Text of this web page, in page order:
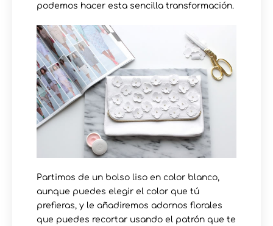
podemos hacer esta sencilla transformación.
Partimos de un bolso liso en color blanco,
aunque puedes elegir el color que tú
prefieras, y le añadiremos adornos florales
que puedes recortar usando el patrón que te